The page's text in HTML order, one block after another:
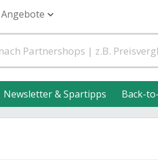
Newsletter & Spartipps Back-